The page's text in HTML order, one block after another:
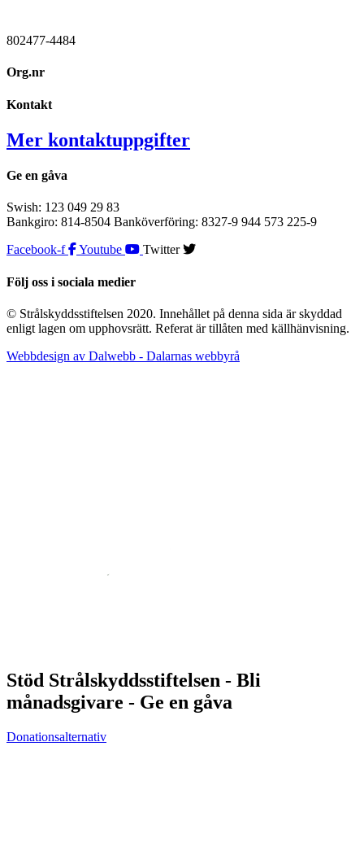
802477-4484
Org.nr
Kontakt
Mer kontaktuppgifter
Ge en gåva
Swish: 123 049 29 83
Bankgiro: 814-8504 Banköverföring: 8327-9 944 573 225-9
Facebook-f
Youtube Twitter
Följ oss i sociala medier
© Strålskyddsstiftelsen 2020. Innehållet på denna sida är skyddad
enligt lagen om upphovsrätt. Referat är tillåten med källhänvisning.
Webbdesign av Dalwebb - Dalarnas webbyrå
Stöd Strålskyddsstiftelsen - Bli
månadsgivare - Ge en gåva
Donationsalternativ